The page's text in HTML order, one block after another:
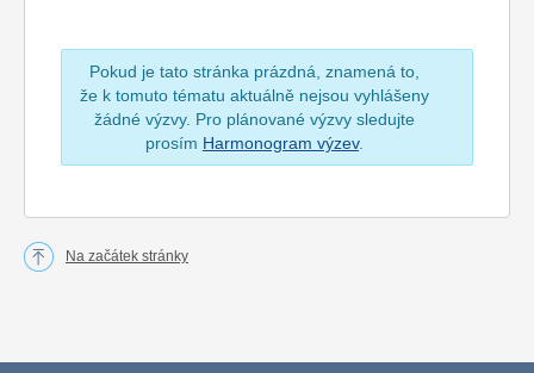
Pokud je tato stránka prázdná, znamená to,
že k tomuto tématu aktuálně nejsou vyhlášeny
žádné výzvy. Pro plánované výzvy sledujte
prosím Harmonogram výzev.
Na začátek stránky